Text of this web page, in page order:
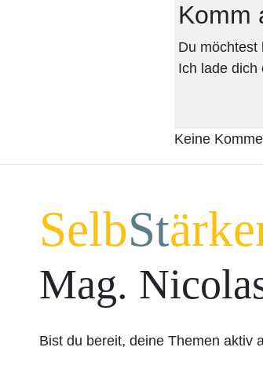
Komm
Du möchtest
Ich lade dich
Keine
SelbSt
Mag.
Bist du bereit, deine Themen aktiv